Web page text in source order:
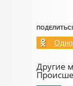
Другие